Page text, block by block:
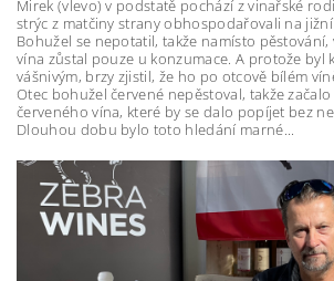
Mirek (vlevo) v podstatě pochází z vinařské
strýc z matčiny strany obhospodařovali na
Bohužel se nepotatil, takže namísto
vína zůstal pouze u konzumace. A protože byl
vášnivým, brzy zjistil, že ho po otcově bílém
Otec bohužel červené nepěstoval, takže
červeného vína, které by se dalo popíjet bez
Dlouhou dobu bylo toto hledání marné...